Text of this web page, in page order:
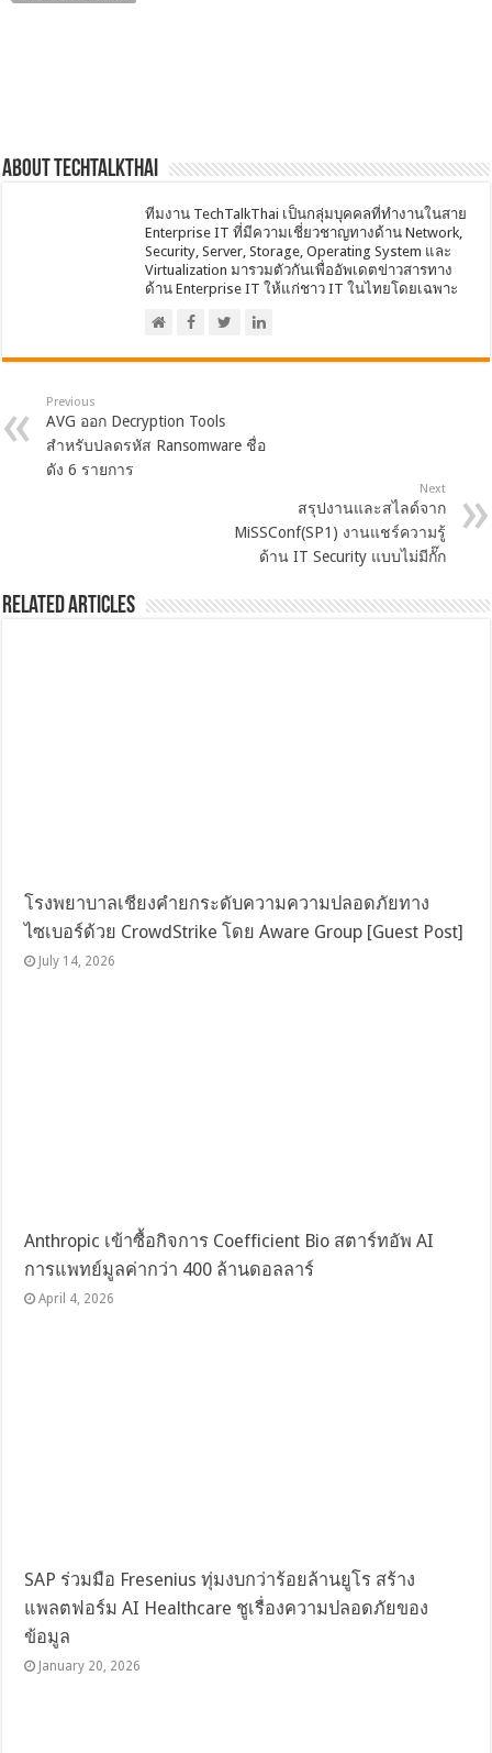
About techtalkthai
ทีมงาน TechTalkThai เป็นกลุ่มบุคคลที่ทำงานในสาย
Enterprise IT ที่มีความเชี่ยวชาญทางด้าน Network,
Security, Server, Storage, Operating System และ
Virtualization มารวมตัวกันเพื่ออัพเดตข่าวสารทาง
ด้าน Enterprise IT ให้แก่ชาว IT ในไทยโดยเฉพาะ
Previous
AVG ออก Decryption Tools
สำหรับปลดรหัส Ransomware ชื่อ
ดัง 6 รายการ
Next
สรุปงานและสไลด์จาก
MiSSConf(SP1) งานแชร์ความรู้
ด้าน IT Security แบบไม่มีกั๊ก
Related Articles
โรงพยาบาลเชียงคำยกระดับความความปลอดภัยทาง
ไซเบอร์ด้วย CrowdStrike โดย Aware Group [Guest Post]
July 14, 2026
Anthropic เข้าซื้อกิจการ Coefficient Bio สตาร์ทอัพ AI
การแพทย์มูลค่ากว่า 400 ล้านดอลลาร์
April 4, 2026
SAP ร่วมมือ Fresenius ทุ่มงบกว่าร้อยล้านยูโร สร้าง
แพลตฟอร์ม AI Healthcare ชูเรื่องความปลอดภัยของ
ข้อมูล
January 20, 2026